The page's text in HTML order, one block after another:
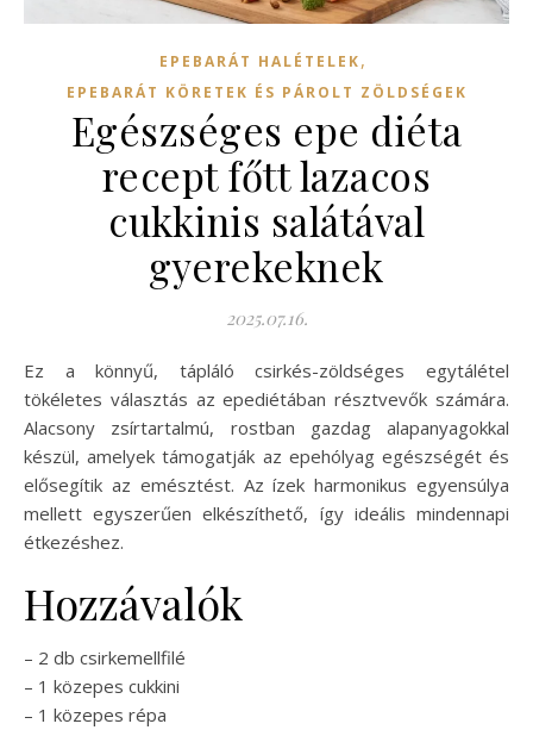
EPEBARÁT HALÉTELEK,
EPEBARÁT KÖRETEK ÉS PÁROLT ZÖLDSÉGEK
Egészséges epe diéta
recept főtt lazacos
cukkinis salátával
gyerekeknek
2025.07.16.
Ez a könnyű, tápláló csirkés-zöldséges egytálétel
tökéletes választás az epediétában résztvevők számára.
Alacsony zsírtartalmú, rostban gazdag alapanyagokkal
készül, amelyek támogatják az epehólyag egészségét és
elősegítik az emésztést. Az ízek harmonikus egyensúlya
mellett egyszerűen elkészíthető, így ideális mindennapi
étkezéshez.
Hozzávalók
– 2 db csirkemellfilé
– 1 közepes cukkini
– 1 közepes répa